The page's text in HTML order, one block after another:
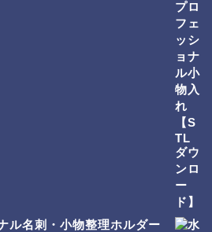
ル名刺・小物整理ホルダー